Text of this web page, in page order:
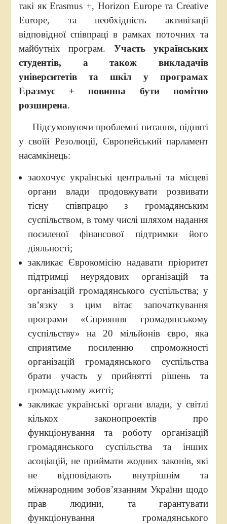
такі як Erasmus +, Horizon Europe та Creative
Europe, та необхідність активізації
відповідної співпраці в рамках поточних та
майбутніх програм. Участь українських
студентів, а також викладачів
університетів та шкіл у програмах
Еразмус + повинна бути помітно
розширена.
Підсумовуючи проблемні питання, підняті
у своїй Резолюції, Європейський парламент
насамкінець:
заохочує українські центральні та місцеві
органи влади продовжувати розвивати
тісну співпрацю з громадянським
суспільством, в тому числі шляхом надання
посиленої фінансової підтримки його
діяльності;
закликає Єврокомісію надавати пріоритет
підтримці неурядових організацій та
організацій громадянського суспільства; у
зв’язку з цим вітає започаткування
програми «Сприяння громадянському
суспільству» на 20 мільйонів євро, яка
сприятиме посиленню спроможності
організацій громадянського суспільства
брати участь у прийнятті рішень та
громадському житті;
закликає українські органи влади, у світлі
кількох законопроектів про
функціонування та роботу організацій
громадянського суспільства та інших
асоціацій, не приймати жодних законів, які
не відповідають внутрішнім та
міжнародним зобов’язанням України щодо
прав людини, та гарантувати
функціонування громадянського